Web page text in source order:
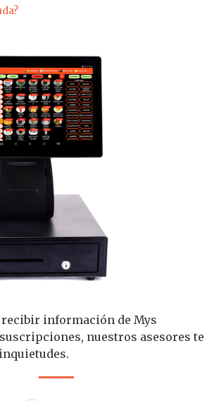
recibir información de Mys
nuestros asesores te